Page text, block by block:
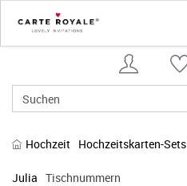
Hochzeit Hochzeitskarten-Sets
Julia Tischnummern